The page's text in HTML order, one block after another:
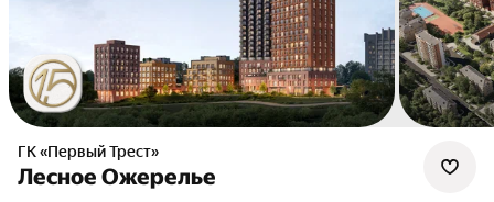
ГК «Первый Трест»
Лесное Ожерелье